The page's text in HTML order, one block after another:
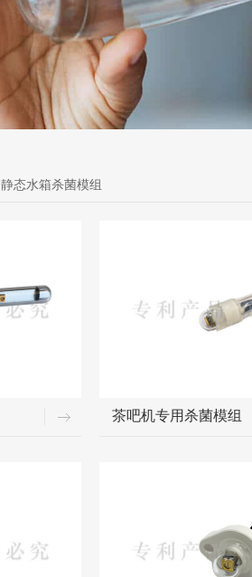
静态水箱杀菌模组
茶吧机专用杀菌模组